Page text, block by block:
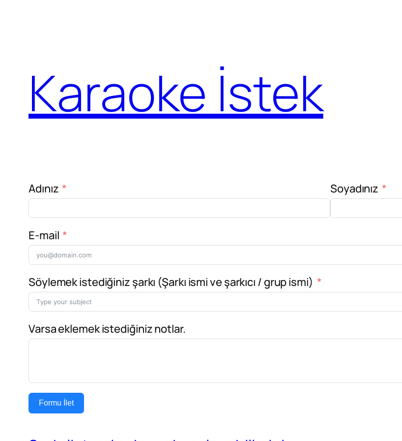
Karaoke İstek
Adınız Soyadınız
E-mail
Söylemek istediğiniz şarkı (Şarkı ismi ve şarkıcı / grup ismi)
Varsa eklemek istediğiniz notlar.
Formu İlet